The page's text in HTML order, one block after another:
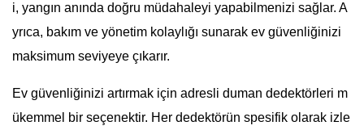
i, yangın anında doğru müdahaleyi yapabilmenizi sağlar. A
yrıca, bakım ve yönetim kolaylığı sunarak ev güvenliğinizi
maksimum seviyeye çıkarır.
Ev güvenliğinizi artırmak için adresli duman dedektörleri m
ükemmel bir seçenektir. Her dedektörün spesifik olarak izle